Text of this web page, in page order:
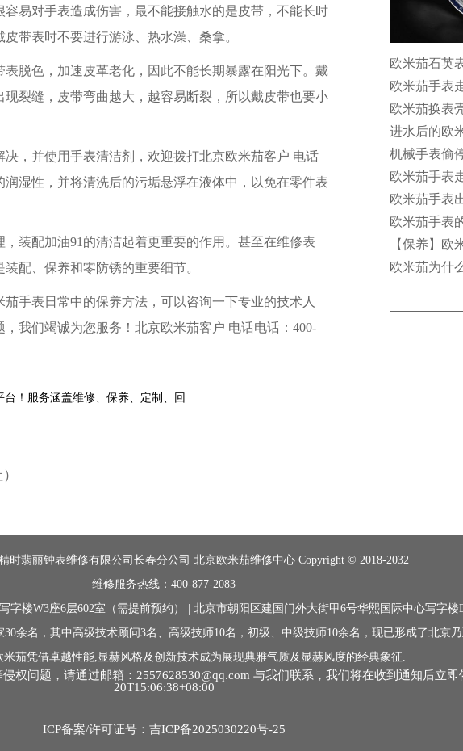
对手表造成伤害，最不能接触水的是皮带，不能长时
带表时不要进行游泳、热水澡、桑拿。
色，加速皮革老化，因此不能长期暴露在阳光下。戴
裂缝，皮带弯曲越大，越容易断裂，所以戴皮带也要小
并使用手表清洁剂，欢迎拨打北京欧米茄客户 电话
湿性，并将清洗后的污垢悬浮在液体中，以免在零件表
配加油91的清洁起着更重要的作用。甚至在维修表
配、保养和零防锈的重要细节。
表日常中的保养方法，可以咨询一下专业的技术人
我们竭诚为您服务！北京欧米茄客户 电话电话：400-
欧米茄石英
欧米茄手表
欧米茄换表
进水后的欧
机械手表偷
欧米茄手表
欧米茄手表
欧米茄手表
【保养】欧
欧米茄为什
时翡丽钟表维修有限公司长春分公司 北京欧米茄维修中心 Copyright © 2018-2032
维修服务热线：400-877-2083
楼W3座6层602室（需提前预约） | 北京市朝阳区建国门外大街甲6号华熙国际中心写字楼
余名，其中高级技术顾问3名、高级技师10名，初级、中级技师10余名，现已形成了北京乃
米茄凭借卓越性能,显赫风格及创新技术成为展现典雅气质及显赫风度的经典象征.
权问题，请通过邮箱：2557628530@qq.com 与我们联系，我们将在收到通知后立
20T15:06:38+08:00
ICP备案/许可证号：吉ICP备2025030220号-25